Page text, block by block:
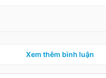
Xem thêm bình luận